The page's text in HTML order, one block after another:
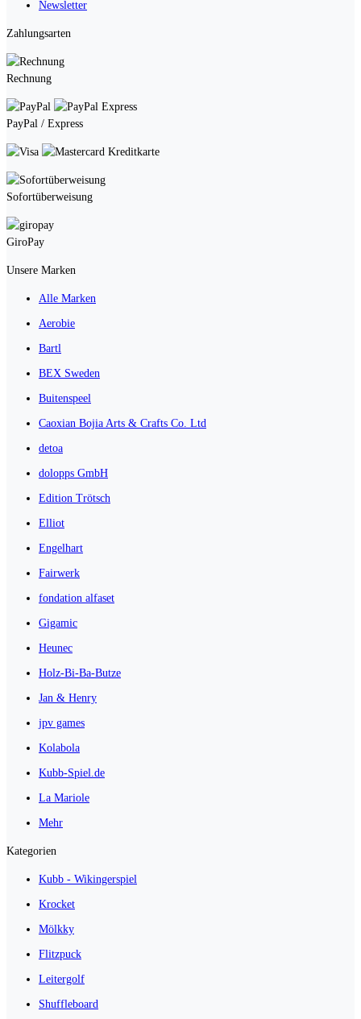
Newsletter
Zahlungsarten
Rechnung
PayPal / Express
Kreditkarte
Sofortüberweisung
GiroPay
Unsere Marken
Alle Marken
Aerobie
Bartl
BEX Sweden
Buitenspeel
Caoxian Bojia Arts & Crafts Co. Ltd
detoa
dolopps GmbH
Edition Trötsch
Elliot
Engelhart
Fairwerk
fondation alfaset
Gigamic
Heunec
Holz-Bi-Ba-Butze
Jan & Henry
jpv games
Kolabola
Kubb-Spiel.de
La Mariole
Mehr
Kategorien
Kubb - Wikingerspiel
Krocket
Mölkky
Flitzpuck
Leitergolf
Shuffleboard